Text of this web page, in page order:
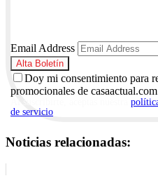
Email Address
Doy mi consentimiento para
promocionales de casaactual.com
de servicio
Noticias relacionadas: